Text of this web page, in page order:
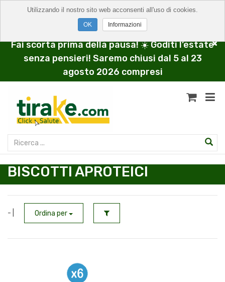
Fai scorta prima della pausa! ☀️ Goditi l’estate
senza pensieri! Saremo chiusi dal 5 al 23
agosto 2026 compresi
BISCOTTI APROTEICI
- | Ordina per
Utilizzando il nostro sito web acconsenti all'uso di cookies.
Informazioni